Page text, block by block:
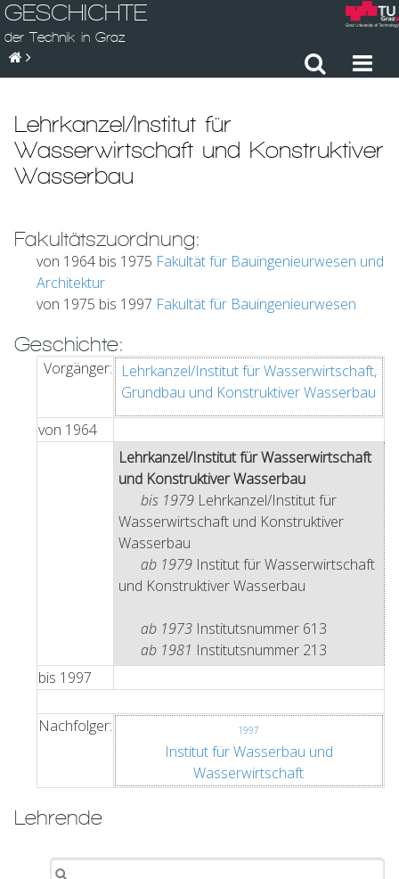
GESCHICHTE
der Technik in Graz
Lehrkanzel/Institut für
Wasserwirtschaft und Konstruktiver
Wasserbau
Fakultätszuordnung:
von 1964 bis 1975 Fakultät für Bauingenieurwesen und
Architektur
von 1975 bis 1997 Fakultät für Bauingenieurwesen
Geschichte:
Vorgänger: Lehrkanzel/Institut für Wasserwirtschaft,
Grundbau und Konstruktiver Wasserbau
von 1964
Lehrkanzel/Institut für Wasserwirtschaft
und Konstruktiver Wasserbau
bis 1979 Lehrkanzel/Institut für
Wasserwirtschaft und Konstruktiver
Wasserbau
ab 1979 Institut für Wasserwirtschaft
und Konstruktiver Wasserbau
ab 1973 Institutsnummer 613
ab 1981 Institutsnummer 213
bis 1997
Nachfolger: 1997
Institut für Wasserbau und
Wasserwirtschaft
Lehrende